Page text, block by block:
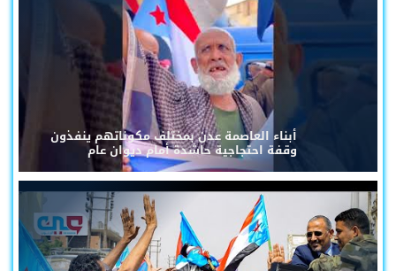
أبناء العاصمة عدن بمختلف مكوناتهم ينفذون
وقفة احتجاجية حاشدة أمام ديوان عام